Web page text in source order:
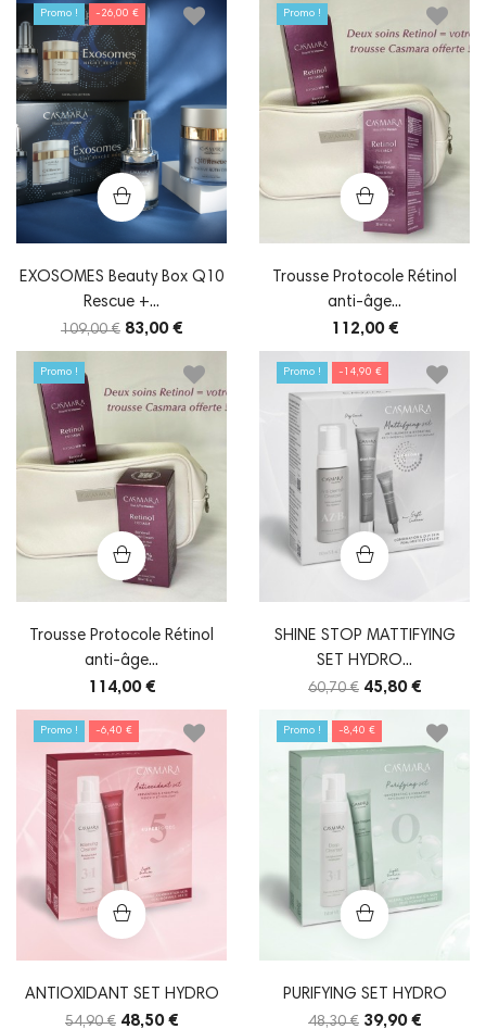
Promo ! -26,00 €
EXOSOMES Beauty Box Q10
Rescue +...
109,00 € 83,00 €
Promo !
Trousse Protocole Rétinol
anti-âge...
112,00 €
Promo !
Trousse Protocole Rétinol
anti-âge...
114,00 €
Promo ! -14,90 €
SHINE STOP MATTIFYING
SET HYDRO...
60,70 € 45,80 €
Promo ! -6,40 €
ANTIOXIDANT SET HYDRO
54,90 € 48,50 €
Promo ! -8,40 €
PURIFYING SET HYDRO
48,30 € 39,90 €